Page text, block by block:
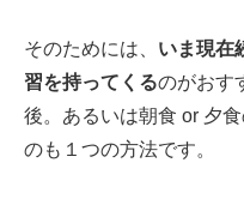
そのためには、 いま現在
習を持ってくるのがおす
後。あるいは朝食 or 夕
のも１つの方法です。